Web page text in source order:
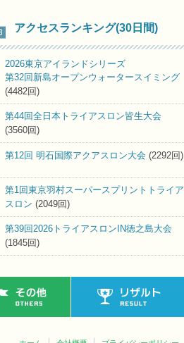
アクセスランキング(30日間)
2026東京アイランドシリーズ
第32回新島オープンウォータースイミング
(4482回)
第44回全日本トライアスロン皆生大会
(3560回)
第12回 明石国際アクアスロン大会 (2292回)
第1回東京羽村スーパースプリントトライア
スロン (2049回)
第39回2026トライアスロンIN徳之島大会
(1845回)
その他 リザルト